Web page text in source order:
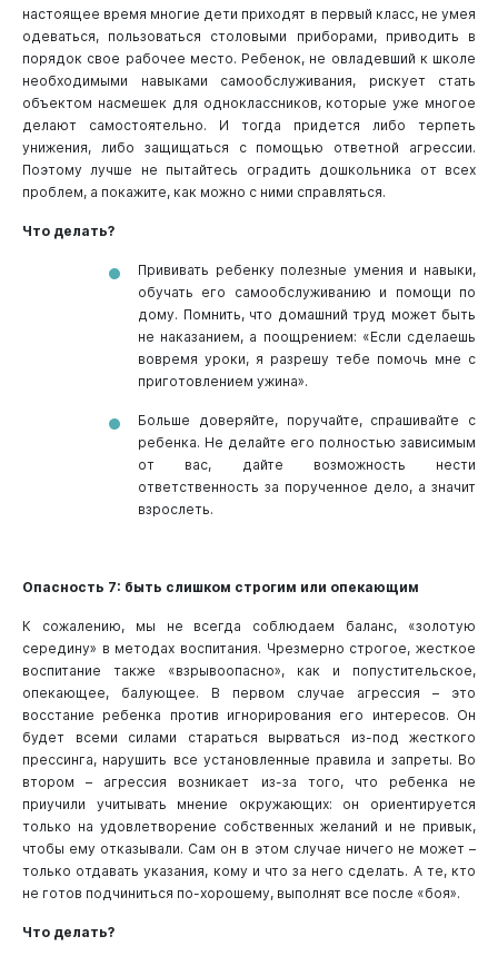
настоящее время многие дети приходят в первый класс, не умея
одеваться, пользоваться столовыми приборами, приводить в
порядок свое рабочее место. Ребенок, не овладевший к школе
необходимыми навыками самообслуживания, рискует стать
объектом насмешек для одноклассников, которые уже многое
делают самостоятельно. И тогда придется либо терпеть
унижения, либо защищаться с помощью ответной агрессии.
Поэтому лучше не пытайтесь оградить дошкольника от всех
проблем, а покажите, как можно с ними справляться.
Что делать?
Прививать ребенку полезные умения и навыки,
обучать его самообслуживанию и помощи по
дому. Помнить, что домашний труд может быть
не наказанием, а поощрением: «Если сделаешь
вовремя уроки, я разрешу тебе помочь мне с
приготовлением ужина».
Больше доверяйте, поручайте, спрашивайте с
ребенка. Не делайте его полностью зависимым
от вас, дайте возможность нести
ответственность за порученное дело, а значит
взрослеть.
Опасность 7: быть слишком строгим или опекающим
К сожалению, мы не всегда соблюдаем баланс, «золотую
середину» в методах воспитания. Чрезмерно строгое, жесткое
воспитание также «взрывоопасно», как и попустительское,
опекающее, балующее. В первом случае агрессия – это
восстание ребенка против игнорирования его интересов. Он
будет всеми силами стараться вырваться из-под жесткого
прессинга, нарушить все установленные правила и запреты. Во
втором – агрессия возникает из-за того, что ребенка не
приучили учитывать мнение окружающих: он ориентируется
только на удовлетворение собственных желаний и не привык,
чтобы ему отказывали. Сам он в этом случае ничего не может –
только отдавать указания, кому и что за него сделать. А те, кто
не готов подчиниться по-хорошему, выполнят все после «боя».
Что делать?